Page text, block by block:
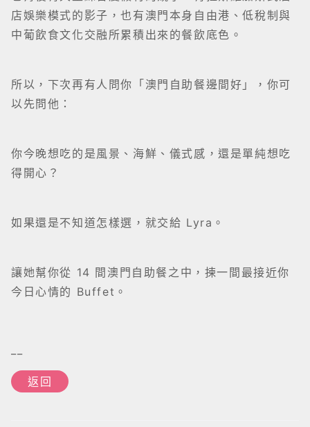
店娛樂模式的影子，也有澳門本身自由港、低稅制與
中葡飲食文化交融所累積出來的餐飲底色。
所以，下次再有人問你「澳門自助餐邊間好」，你可
以先問他：
你今晚想吃的是風景、海鮮、儀式感，還是單純想吃
得開心？
如果還是不知道怎樣選，就交給 Lyra。
讓她幫你從 14 間澳門自助餐之中，揀一間最接近你
今日心情的 Buffet。
返回